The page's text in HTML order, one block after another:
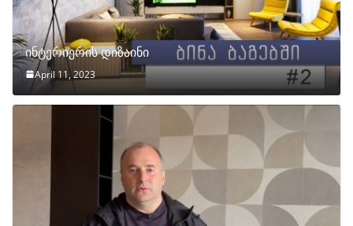
ინტერიერის დიზაინი
April 11, 2023